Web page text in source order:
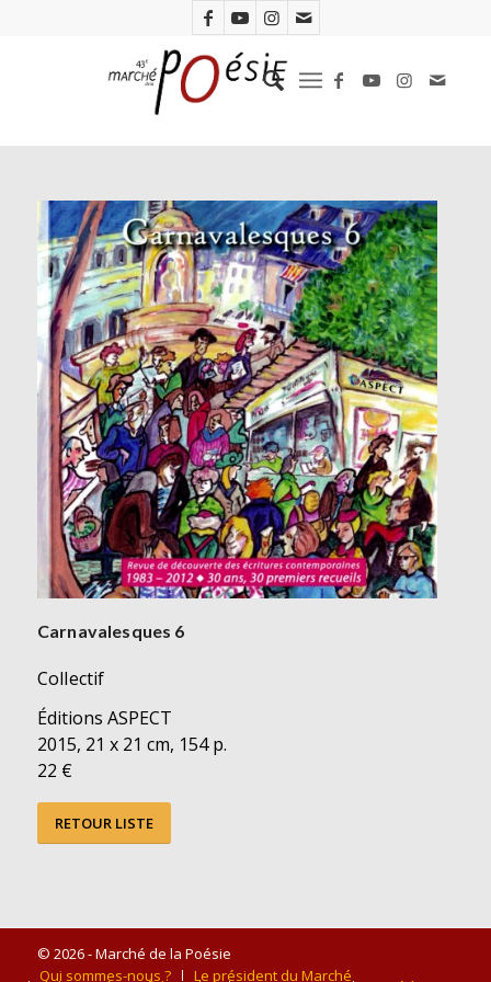
Carnavalesques 6
Collectif
Éditions ASPECT
2015, 21 x 21 cm, 154 p.
22 €
RETOUR LISTE
© 2026 - Marché de la Poésie
Qui sommes-nous ?
Le président du Marché